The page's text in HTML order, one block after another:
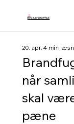
TB
BYG & ENTREPRISE
når
skal
pæne
20. apr.4 min